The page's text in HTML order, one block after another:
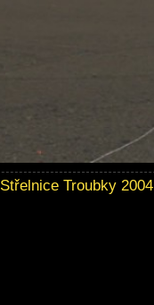
Střelnice Troubky 2004